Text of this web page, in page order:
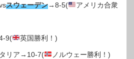
スウェーデン→8-5( アメリカ合衆
9( 英国勝利！)
リア→10-7( ノルウェー勝利！)